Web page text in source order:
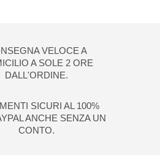
VELOCE A
A SOLE 2 ORE
DALL'ORDINE.
SICURI AL 100%
ANCHE SENZA UN
CONTO.